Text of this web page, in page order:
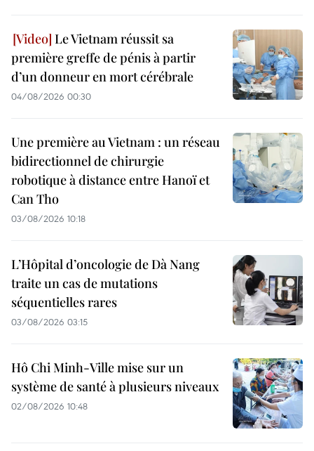
Le Vietnam réussit sa
première greffe de pénis à partir
d’un donneur en mort cérébrale
04/08/2026 00:30
Une première au Vietnam : un réseau
bidirectionnel de chirurgie
robotique à distance entre Hanoï et
Can Tho
03/08/2026 10:18
L’Hôpital d’oncologie de Dà Nang
traite un cas de mutations
séquentielles rares
03/08/2026 03:15
Hô Chi Minh-Ville mise sur un
système de santé à plusieurs niveaux
02/08/2026 10:48